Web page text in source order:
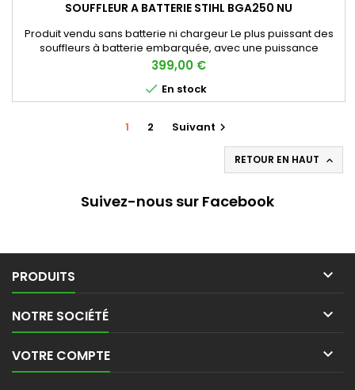
SOUFFLEUR A BATTERIE STIHL BGA250 NU
Produit vendu sans batterie ni chargeur Le plus puissant des
souffleurs à batterie embarquée, avec une puissance
constante sur toute l’auton Pour le nettoyage professionnel
des feuilles, déchets végétaux et autres saletés Excellente
maniabilité et réduction de la fatigue
Prix
399,00 €
 En stock
1 2 Suivant 
RETOUR EN HAUT 
Suivez-nous sur Facebook
PRODUITS 
NOTRE SOCIÉTÉ 
VOTRE COMPTE 